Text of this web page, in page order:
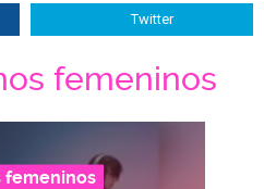
Twitter
femeninos
femeninos